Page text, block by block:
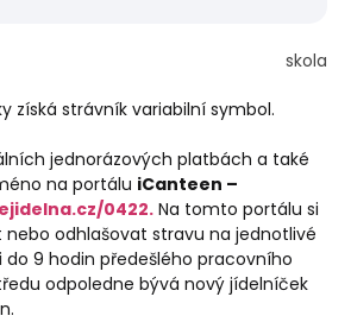
získá strávník variabilní symbol.
jednorázových platbách a také
na portálu iCanteen –
0422. Na tomto portálu si
odhlašovat stravu na jednotlivé
do 9 hodin předešlého pracovního
odpoledne bývá nový jídelníček